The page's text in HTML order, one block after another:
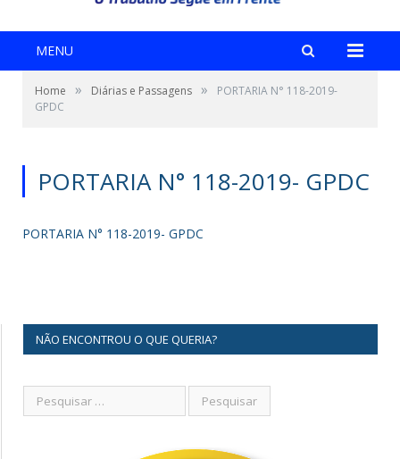
MENU
Home » Diárias e Passagens »
PORTARIA N° 118-2019-
GPDC
PORTARIA N° 118-2019- GPDC
PORTARIA N° 118-2019- GPDC
NÃO ENCONTROU O QUE QUERIA?